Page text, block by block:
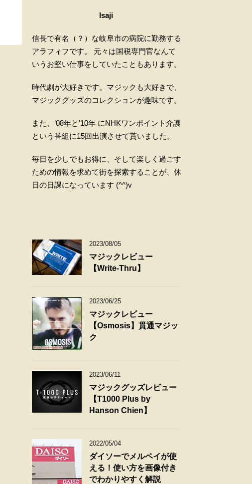
Isaji
信長で有名（？）な岐阜市の病院に勤務する
アラフィフです。 元々は国税専門官なんて
いうお堅い仕事をしていたこともあります。
時代劇が大好きです。マジックも大好きで、
マジックグッズのコレクションが趣味です。
また、’08年と’10年 にNHKワンポイント介護
という番組に15回出演させて貰いました。
毎日を少しでもお得に、そして楽しく過ごす
ための情報を求めて街を探索することが、休
日の日課になっています (^^)v
2023/08/05
マジックレビュー
【Write-Thru】
2023/06/25
マジックレビュー
【Osmosis】貫通マジッ
ク
2023/06/11
マジックグッズレビュー
【T1000 Plus by
Hanson Chien】
2022/05/04
ダイソーでメルペイが使
える！使い方を画像付き
でわかりやすく解説